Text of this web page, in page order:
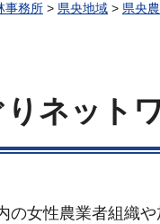
事務所 > 県央地域 > 県央
ネット
女性農業者組織